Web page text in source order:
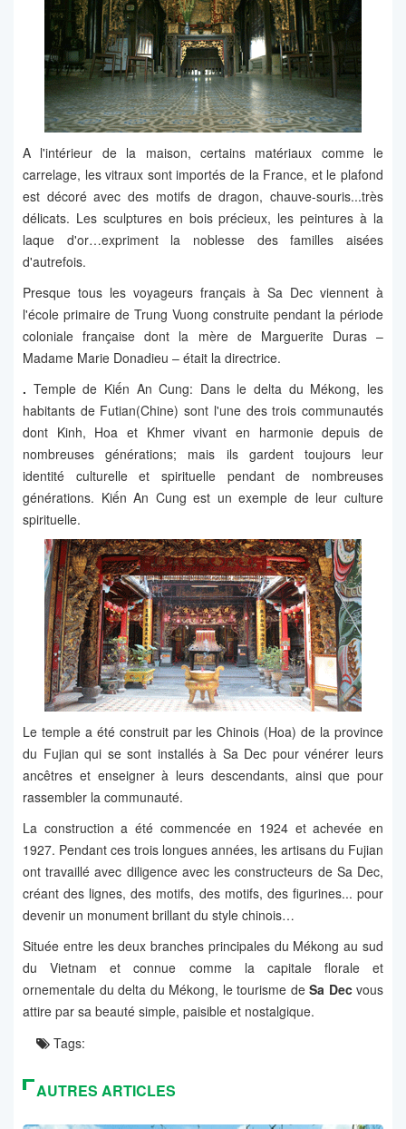
A l'intérieur de la maison, certains matériaux comme le
carrelage, les vitraux sont importés de la France, et le plafond
est décoré avec des motifs de dragon, chauve-souris...très
délicats. Les sculptures en bois précieux, les peintures à la
laque d'or…expriment la noblesse des familles aisées
d'autrefois.
Presque tous les voyageurs français à Sa Dec viennent à
l'école primaire de Trung Vuong construite pendant la période
coloniale française dont la mère de Marguerite Duras –
Madame Marie Donadieu – était la directrice.
. Temple de Kiến An Cung: Dans le delta du Mékong, les
habitants de Futian(Chine) sont l'une des trois communautés
dont Kinh, Hoa et Khmer vivant en harmonie depuis de
nombreuses générations; mais ils gardent toujours leur
identité culturelle et spirituelle pendant de nombreuses
générations. Kiến An Cung est un exemple de leur culture
spirituelle.
Le temple a été construit par les Chinois (Hoa) de la province
du Fujian qui se sont installés à Sa Dec pour vénérer leurs
ancêtres et enseigner à leurs descendants, ainsi que pour
rassembler la communauté.
La construction a été commencée en 1924 et achevée en
1927. Pendant ces trois longues années, les artisans du Fujian
ont travaillé avec diligence avec les constructeurs de Sa Dec,
créant des lignes, des motifs, des motifs, des figurines... pour
devenir un monument brillant du style chinois…
Située entre les deux branches principales du Mékong au sud
du Vietnam et connue comme la capitale florale et
ornementale du delta du Mékong, le tourisme de Sa Decvous
attire par sa beauté simple, paisible et nostalgique.
Tags:
AUTRES ARTICLES